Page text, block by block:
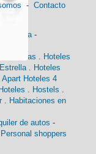
- Contacto
Historia-
Estrellas . Hoteles
. Hoteles
Apart Hoteles 4
. Hostels .
. Habitaciones en
de autos -
Personal shoppers